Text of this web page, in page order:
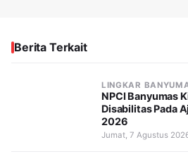
Berita Terkait
LINGKAR
NPCI Banyumas
Disabilitas Pada
2026
Jumat, 7 Agustus